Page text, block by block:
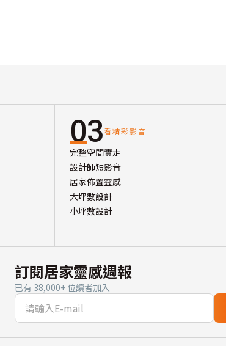
03看精彩影音
完整空間實走
設計師短影音
居家佈置靈感
大坪數設計
小坪數設計
訂閱居家靈感週報
已有 38,000+ 位讀者加入